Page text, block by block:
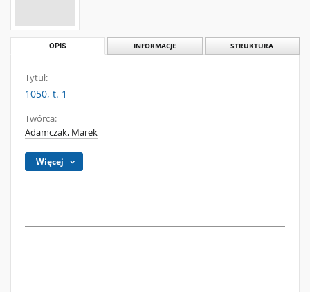
OPIS INFORMACJE STRUKTURA
Tytuł:
1050, t. 1
Twórca:
Adamczak, Marek
Więcej